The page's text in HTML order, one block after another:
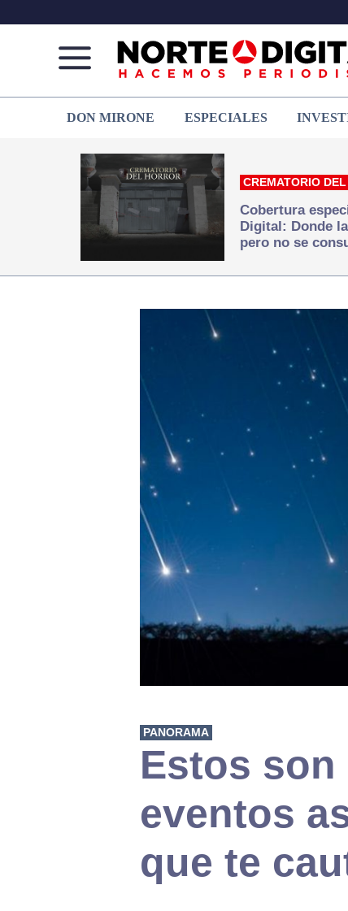
de
Juárez
que
hacemos periodismo
DON MIRONE ESPECIALES
CREMATORIO
Cobertura
Digital: Donde
pero no se
PANORAMA
Estos
eventos
que te